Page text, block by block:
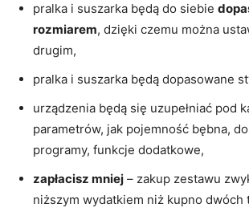
pralka i suszarka będą do siebie
rozmiarem, dzięki czemu można
drugim,
pralka i suszarka będą dopasowane
urządzenia będą się uzupełniać pod
parametrów, jak pojemność bębna,
programy, funkcje dodatkowe,
zapłacisz mniej – zakup zestawu
niższym wydatkiem niż kupno dwóch